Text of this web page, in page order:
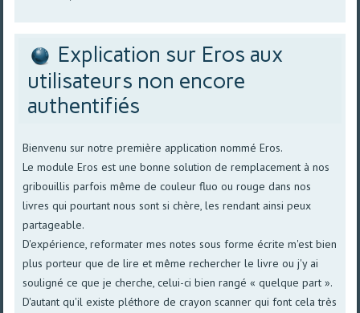
Explication sur Eros aux
utilisateurs non encore
authentifiés
Bienvenu sur notre première application nommé Eros.
Le module Eros est une bonne solution de remplacement à nos
gribouillis parfois même de couleur fluo ou rouge dans nos
livres qui pourtant nous sont si chère, les rendant ainsi peux
partageable.
D'expérience, reformater mes notes sous forme écrite m'est bien
plus porteur que de lire et même rechercher le livre ou j'y ai
souligné ce que je cherche, celui-ci bien rangé « quelque part ».
D'autant qu'il existe pléthore de crayon scanner qui font cela très